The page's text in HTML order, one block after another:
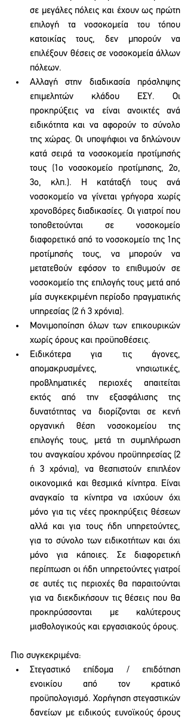
σε μεγάλες πόλεις και έχουν ως πρώτη
επιλογή τα νοσοκομεία του τόπου
κατοικίας τους, δεν μπορούν να
επιλέξουν θέσεις σε νοσοκομεία άλλων
πόλεων.
Αλλαγή στην διαδικασία πρόσληψης
επιμελητών κλάδου ΕΣΥ. Οι
προκηρύξεις να είναι ανοικτές ανά
ειδικότητα και να αφορούν το σύνολο
της χώρας. Οι υποψήφιοι να δηλώνουν
κατά σειρά τα νοσοκομεία προτίμησής
τους (1ο νοσοκομείο προτίμησης, 2ο,
3ο, κλπ.). Η κατάταξή τους ανά
νοσοκομείο να γίνεται γρήγορα χωρίς
χρονοβόρες διαδικασίες. Οι γιατροί που
τοποθετούνται σε νοσοκομείο
διαφορετικό από το νοσοκομείο της 1ης
προτίμησής τους, να μπορούν να
μετατεθούν εφόσον το επιθυμούν σε
νοσοκομείο της επιλογής τους μετά από
μία συγκεκριμένη περίοδο πραγματικής
υπηρεσίας (2 ή 3 χρόνια).
Μονιμοποίηση όλων των επικουρικών
χωρίς όρους και προϋποθέσεις.
Ειδικότερα για τις άγονες,
απομακρυσμένες, νησιωτικές,
προβληματικές περιοχές απαιτείται
εκτός από την εξασφάλισης της
δυνατότητας να διορίζονται σε κενή
οργανική θέση νοσοκομείου της
επιλογής τους, μετά τη συμπλήρωση
του αναγκαίου χρόνου προϋπηρεσίας (2
ή 3 χρόνια), να θεσπιστούν επιπλέον
οικονομικά και θεσμικά κίνητρα. Είναι
αναγκαίο τα κίνητρα να ισχύουν όχι
μόνο για τις νέες προκηρύξεις θέσεων
αλλά και για τους ήδη υπηρετούντες,
για το σύνολο των ειδικοτήτων και όχι
μόνο για κάποιες. Σε διαφορετική
περίπτωση οι ήδη υπηρετούντες γιατροί
σε αυτές τις περιοχές θα παραιτούνται
για να διεκδικήσουν τις θέσεις που θα
προκηρύσσονται με καλύτερους
Πιο συγκεκριμένα:
Στεγαστικό επίδομα / επιδότηση
ενοικίου από τον κρατικό
προϋπολογισμό. Χορήγηση στεγαστικών
δανείων με ειδικούς ευνοϊκούς όρους